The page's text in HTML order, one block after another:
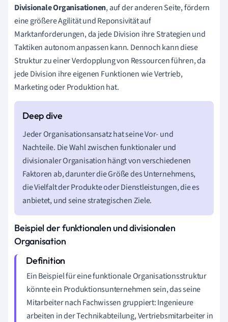
Divisionale Organisationen, auf der anderen Seite, fördern
eine größere Agilität und Reponsivität auf
Marktanforderungen, da jede Division ihre Strategien und
Taktiken autonom anpassen kann. Dennoch kann diese
Struktur zu einer Verdopplung von Ressourcen führen, da
jede Division ihre eigenen Funktionen wie Vertrieb,
Marketing oder Produktion hat.
Jeder Organisationsansatz hat seine Vor- und
Nachteile. Die Wahl zwischen funktionaler und
divisionaler Organisation hängt von verschiedenen
Faktoren ab, darunter die Größe des Unternehmens,
die Vielfalt der Produkte oder Dienstleistungen, die es
anbietet, und seine strategischen Ziele.
Beispiel der funktionalen und divisionalen
Organisation
Ein Beispiel für eine funktionale Organisationsstruktur
könnte ein Produktionsunternehmen sein, das seine
Mitarbeiter nach Fachwissen gruppiert: Ingenieure
arbeiten in der Technikabteilung, Vertriebsmitarbeiter in